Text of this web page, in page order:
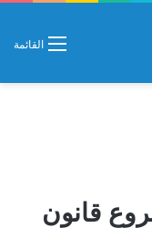
القائمة
قانون